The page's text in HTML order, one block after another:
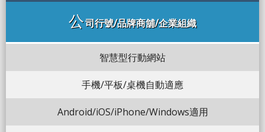
公司行號/品牌商舖/企業組織
智慧型行動網站
手機/平板/桌機自動適應
Android/iOS/iPhone/Windows適用